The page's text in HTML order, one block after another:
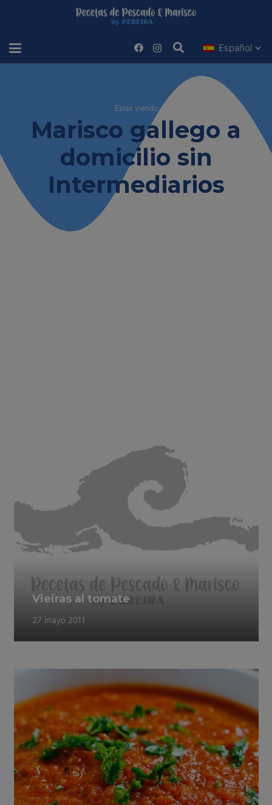
Español
Estas viendo
Marisco gallego a
domicilio sin
Intermediarios
Vieiras al tomate
27 mayo 2011